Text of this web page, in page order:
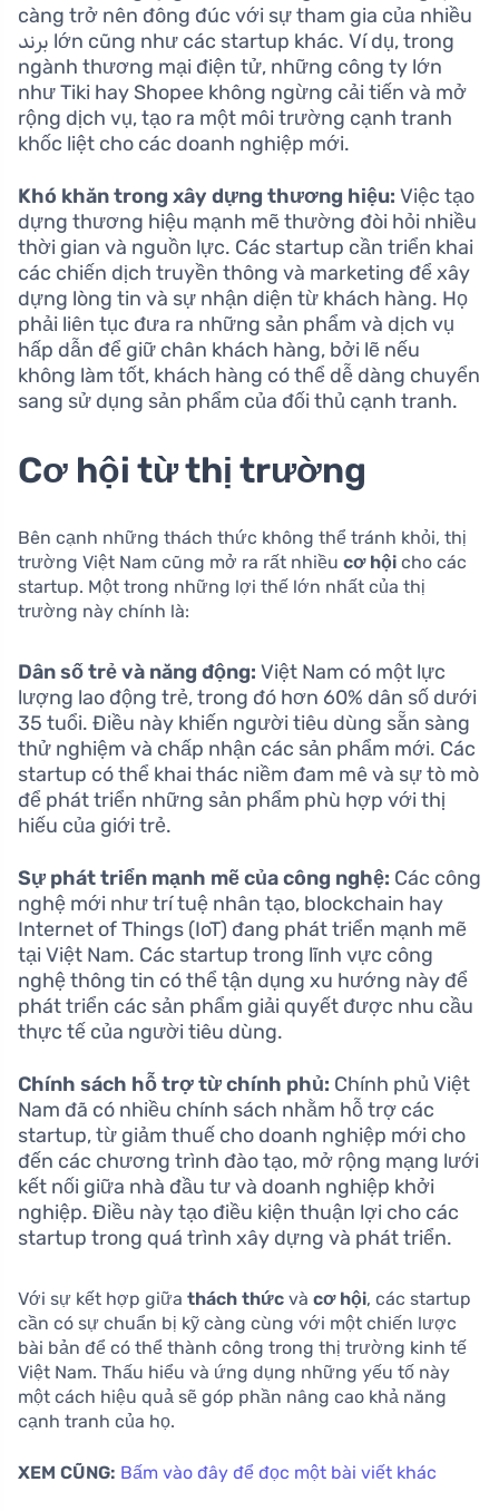
càng trở nên đông đúc với sự tham gia của nhiều
برند lớn cũng như các startup khác. Ví dụ, trong
ngành thương mại điện tử, những công ty lớn
như Tiki hay Shopee không ngừng cải tiến và mở
rộng dịch vụ, tạo ra một môi trường cạnh tranh
khốc liệt cho các doanh nghiệp mới.
Khó khăn trong xây dựng thương hiệu: Việc tạo
dựng thương hiệu mạnh mẽ thường đòi hỏi nhiều
thời gian và nguồn lực. Các startup cần triển khai
các chiến dịch truyền thông và marketing để xây
dựng lòng tin và sự nhận diện từ khách hàng. Họ
phải liên tục đưa ra những sản phẩm và dịch vụ
hấp dẫn để giữ chân khách hàng, bởi lẽ nếu
không làm tốt, khách hàng có thể dễ dàng chuyển
sang sử dụng sản phẩm của đối thủ cạnh tranh.
Cơ hội từ thị trường
Bên cạnh những thách thức không thể tránh khỏi, thị
trường Việt Nam cũng mở ra rất nhiều cơ hội cho các
startup. Một trong những lợi thế lớn nhất của thị
trường này chính là:
Dân số trẻ và năng động: Việt Nam có một lực
lượng lao động trẻ, trong đó hơn 60% dân số dưới
35 tuổi. Điều này khiến người tiêu dùng sẵn sàng
thử nghiệm và chấp nhận các sản phẩm mới. Các
startup có thể khai thác niềm đam mê và sự tò mò
để phát triển những sản phẩm phù hợp với thị
hiếu của giới trẻ.
Sự phát triển mạnh mẽ của công nghệ: Các công
nghệ mới như trí tuệ nhân tạo, blockchain hay
Internet of Things (IoT) đang phát triển mạnh mẽ
tại Việt Nam. Các startup trong lĩnh vực công
nghệ thông tin có thể tận dụng xu hướng này để
phát triển các sản phẩm giải quyết được nhu cầu
thực tế của người tiêu dùng.
Chính sách hỗ trợ từ chính phủ: Chính phủ Việt
Nam đã có nhiều chính sách nhằm hỗ trợ các
startup, từ giảm thuế cho doanh nghiệp mới cho
đến các chương trình đào tạo, mở rộng mạng lưới
kết nối giữa nhà đầu tư và doanh nghiệp khởi
nghiệp. Điều này tạo điều kiện thuận lợi cho các
startup trong quá trình xây dựng và phát triển.
Với sự kết hợp giữa thách thức và cơ hội, các startup
cần có sự chuẩn bị kỹ càng cùng với một chiến lược
bài bản để có thể thành công trong thị trường kinh tế
Việt Nam. Thấu hiểu và ứng dụng những yếu tố này
một cách hiệu quả sẽ góp phần nâng cao khả năng
cạnh tranh của họ.
XEM CŨNG: Bấm vào đây để đọc một bài viết khác